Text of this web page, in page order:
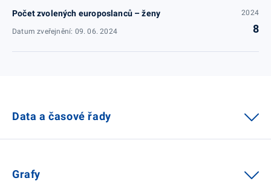
Počet zvolených europoslanců – ženy
Datum zveřejnění: 09. 06. 2024
2024
8
Data a časové řady
Grafy